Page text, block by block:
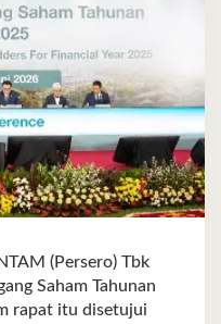
(Persero) Tbk
Saham Tahunan
rapat itu disetujui